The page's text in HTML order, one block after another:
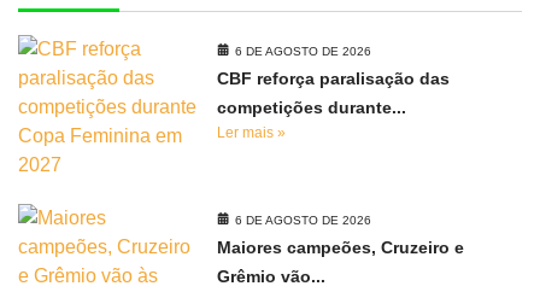
6 DE AGOSTO DE 2026
CBF reforça paralisação das
competições durante...
Ler mais »
6 DE AGOSTO DE 2026
Maiores campeões, Cruzeiro e
Grêmio vão...